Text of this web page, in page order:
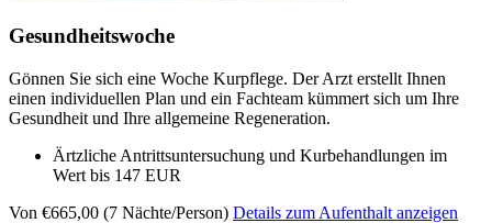
Gesundheitswoche
Gönnen Sie sich eine Woche Kurpflege. Der Arzt erstellt Ihnen
einen individuellen Plan und ein Fachteam kümmert sich um Ihre
Gesundheit und Ihre allgemeine Regeneration.
Ärtzliche Antrittsuntersuchung und Kurbehandlungen im
Wert bis 147 EUR
Von €665,00 (7 Nächte/Person) Details zum Aufenthalt anzeigen